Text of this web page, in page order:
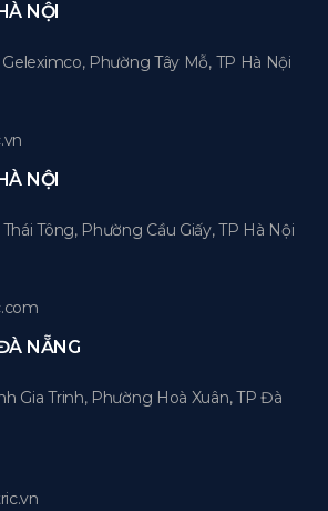
NỘI
Phường Tây Mỗ, TP Hà Nội
NỘI
Tông, Phường Cầu Giấy, TP Hà Nội
NẴNG
Gia Trinh, Phường Hoà Xuân, TP Đà